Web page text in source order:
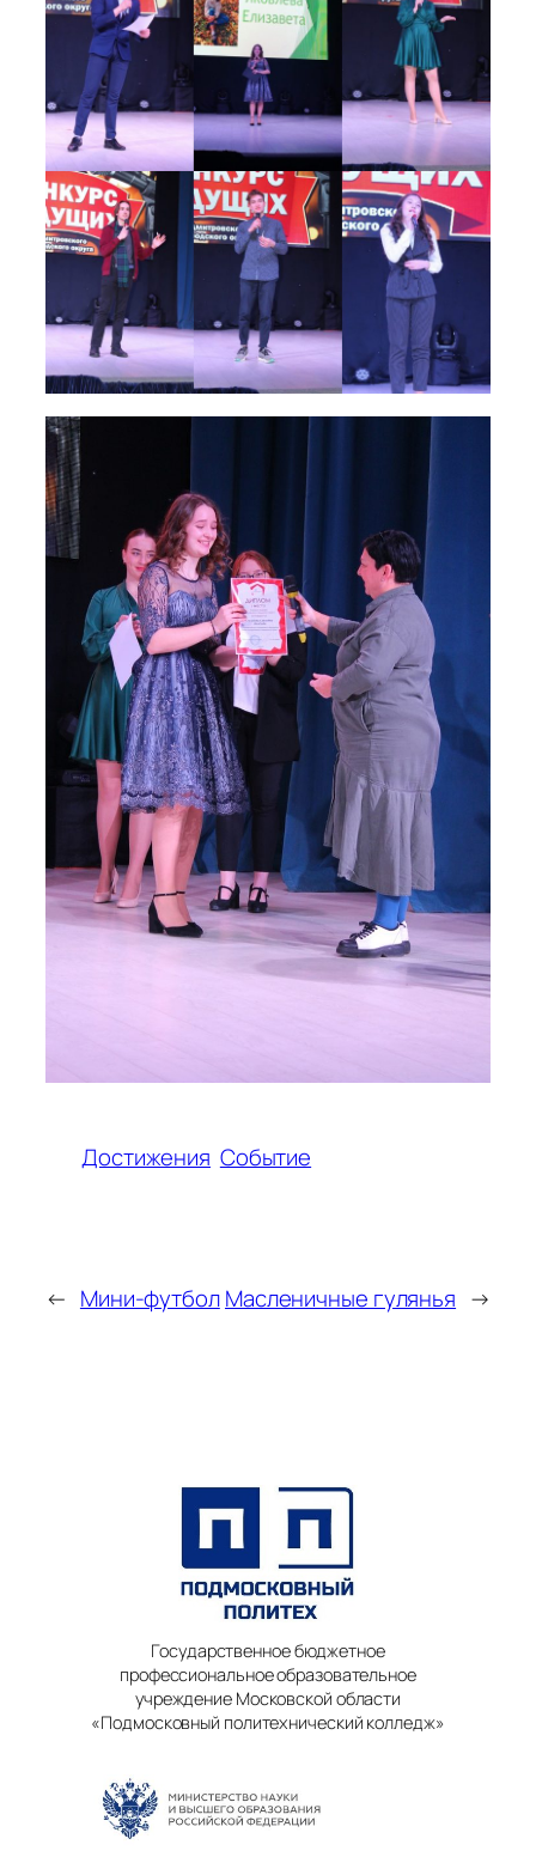
Достижения Событие
← Мини-футболМасленичные гулянья →
Государственное бюджетное
профессиональное образовательное
учреждение Московской области
«Подмосковный политехнический колледж»